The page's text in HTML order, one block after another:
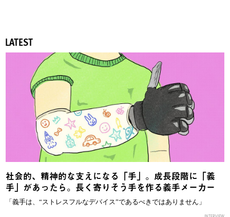
LATEST
社会的、精神的な支えになる「手」。成長段階に「義
手」があったら。長く寄りそう手を作る義手メーカー
「義手は、“ストレスフルなデバイス”であるべきではありません」